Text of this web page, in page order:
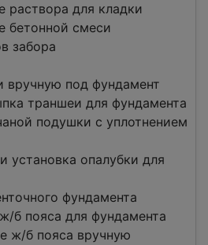
раствора для кладки
бетонной смеси
забора
вручную под фундамент
траншеи для фундамента
подушки с уплотнением
установка опалубки для
фундамента
б пояса для фундамента
ж/б пояса вручную